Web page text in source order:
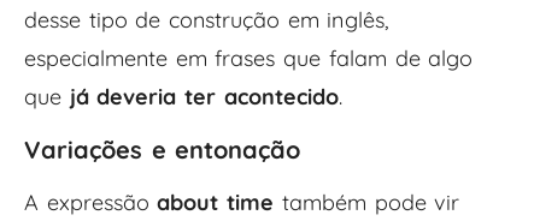
desse tipo de construção em inglês,
especialmente em frases que falam de algo
que já deveria ter acontecido.
Variações e entonação
A expressãoabout time também pode vir